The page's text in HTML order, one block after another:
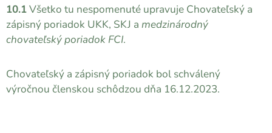
10.1Všetko tu nespomenuté upravuje Chovateľský a
zápisný poriadok UKK, SKJ a medzinárodný
chovateľský poriadok FCI.
Chovateľský a zápisný poriadok bol schválený
výročnou členskou schôdzou dňa 16.12.2023.